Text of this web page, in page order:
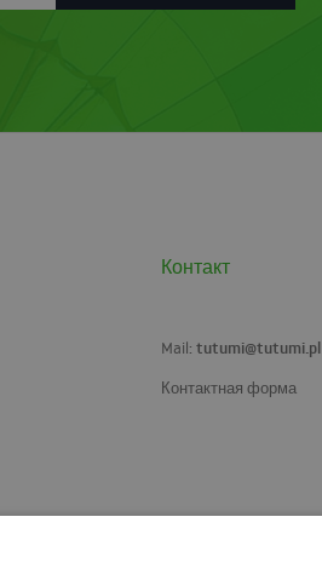
Контакт
Mail: tutumi@tutumi.pl
Контактная форма